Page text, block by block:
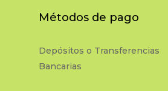
Métodos de pago
Depósitos o Transferencias
Bancarias